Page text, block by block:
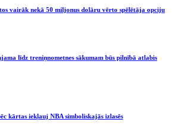
vairāk nekā 50 miljonus dolāru vērto spēlētāja opciju
līdz treniņnometnes sākumam būs pilnībā atlabis
kārtas iekļauj NBA simboliskajās izlasēs